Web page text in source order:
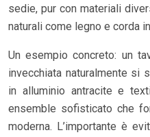
sedie, pur con materiali
naturali come legno e corda
Un esempio concreto: un
invecchiata naturalmente si
in alluminio antracite e
ensemble sofisticato che
moderna. L’importante è